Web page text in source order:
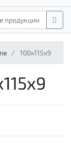
100x115x9